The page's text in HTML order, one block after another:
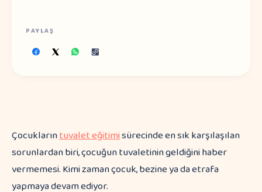
PAYLAŞ
Çocuklarıntuvalet eğitimisürecinde en sık karşılaşılan
sorunlardan biri, çocuğun tuvaletinin geldiğini haber
vermemesi. Kimi zaman çocuk, bezine ya da etrafa
yapmaya devam ediyor.